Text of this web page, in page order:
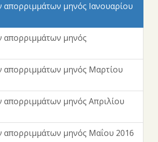
μηνός Ιανουαρίου
απορριμμάτων μηνός
απορριμμάτων μηνός Μαρτίου
μηνός Απριλίου
απορριμμάτων μηνός Μαΐου 2016